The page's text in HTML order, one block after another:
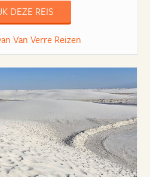
DEZE REIS
Van Verre Reizen